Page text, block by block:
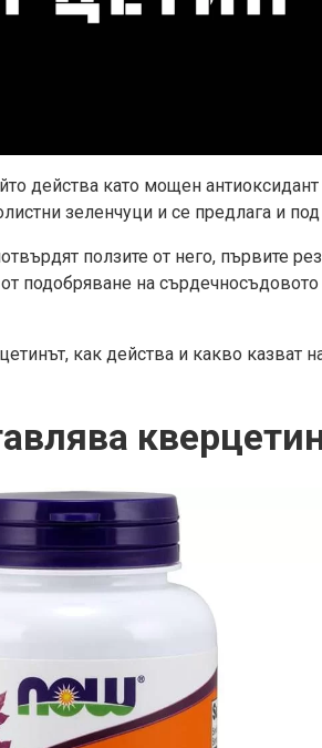
действа като мощен
зеленчуци и се предлага и
ползите от него, първите
подобряване на
как действа и какво казват